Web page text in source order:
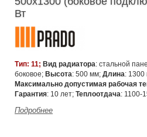
Вт
Тип: 11; Вид радиатора: стальной
боковое; Высота: 500 мм; Длина: 1300
Максимально допустимая рабочая
Гарантия: 10 лет; Теплоотдача: 1100-
Подробнее